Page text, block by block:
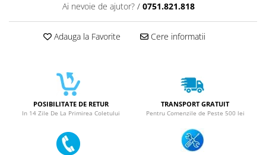
SERIA 15
Ai nevoie de ajutor? / 0751.821.818
Adauga la Favorite Cere informatii
POSIBILITATE DE RETUR
In 14 Zile De La Primirea Coletului
TRANSPORT GRATUIT
Pentru Comenzile de Peste 500 lei